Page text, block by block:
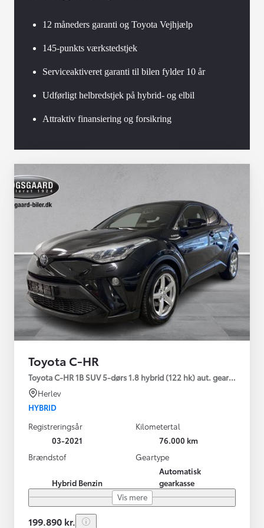
12 måneders garanti og Toyota Vejhjælp
145-punkts værkstedstjek
Serviceaktiveret garanti til bilen fylder 10 år
Udførligt helbredstjek på hybrid- og elbil
Attraktiv finansiering og forsikring
Toyota C-HR
Toyota C-HR 1B SUV 5-dørs 1.8 hybrid (122 hk) aut. gear C-LUB -
Herlev
HYBRID
Registreringsår
03-2021
Kilometertal
76.000 km
Brændstof
Hybrid Benzin
Geartype
Automatisk
gearkasse
Vis mere
199.890 kr.